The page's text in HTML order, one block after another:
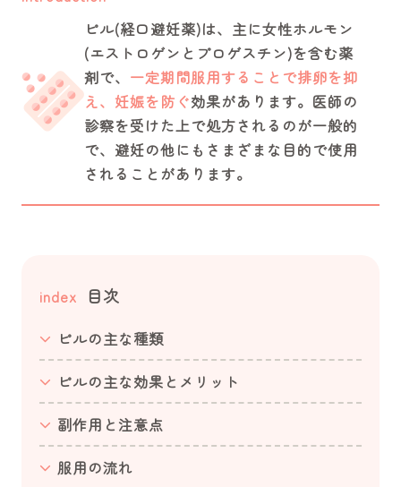
ピル(経口避妊薬)は、主に女性ホルモン
(エストロゲンとプロゲスチン)を含む薬
剤で、 一定期間服用することで排卵を抑
え、妊娠を防ぐ効果があります。医師の
診察を受けた上で処方されるのが一般的
で、避妊の他にもさまざまな目的で使用
されることがあります。
index 目次
ピルの主な種類
ピルの主な効果とメリット
副作用と注意点
服用の流れ